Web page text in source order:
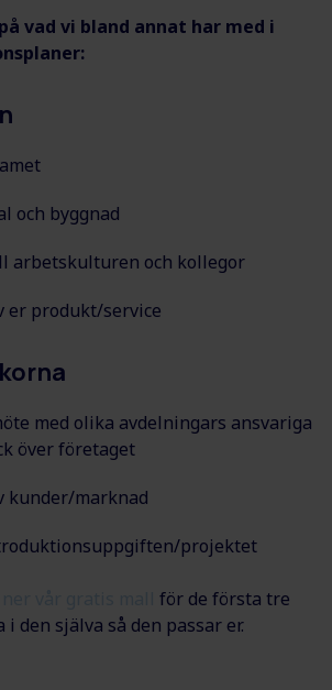
vad vi bland annat har med i
och byggnad
arbetskulturen och kollegor
produkt/service
med olika avdelningars ansvariga
över företaget
marknad
projektet
för de första tre
i den själva så den passar er.